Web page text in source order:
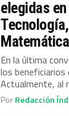
elegidas
En la última
los beneficiarios
Actualmente, al
PorRedacción